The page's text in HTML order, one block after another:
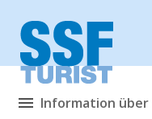
Information über